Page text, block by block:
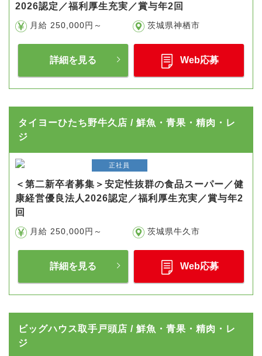
2026認定／福利厚生充実／賞与年2回
月給 250,000円～ 茨城県神栖市
詳細を見る Web応募
タイヨーひたち野牛久店 / 鮮魚・青果・精肉・レ
ジ
正社員
＜第二新卒者募集＞安定性抜群の食品スーパー／健
康経営優良法人2026認定／福利厚生充実／賞与年2
回
月給 250,000円～ 茨城県牛久市
詳細を見る Web応募
ビッグハウス取手戸頭店 / 鮮魚・青果・精肉・レ
ジ